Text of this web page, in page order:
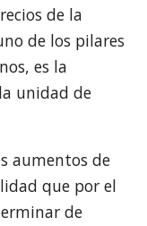
de la
de los pilares
es la
unidad de
aumentos de
que por el
de